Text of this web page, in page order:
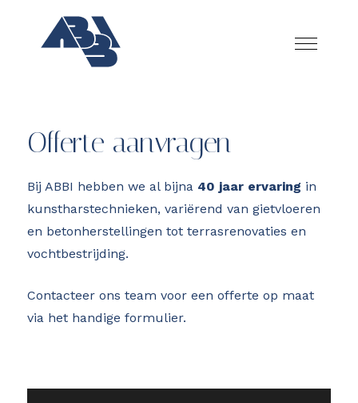
Offerte aanvragen
Bij ABBI hebben we al bijna 40 jaar ervaring in
kunstharstechnieken, variërend van gietvloeren
en betonherstellingen tot terrasrenovaties en
vochtbestrijding.
Contacteer ons team voor een offerte op maat
via het handige formulier.